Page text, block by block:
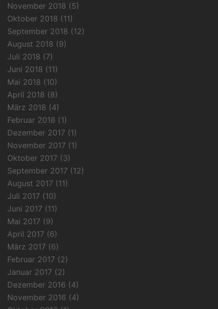
November 2018 (5)
Oktober 2018 (11)
September 2018 (12)
August 2018 (9)
Juli 2018 (7)
Juni 2018 (11)
Mai 2018 (10)
April 2018 (8)
März 2018 (4)
Februar 2018 (1)
Dezember 2017 (1)
November 2017 (1)
Oktober 2017 (3)
September 2017 (12)
August 2017 (11)
Juli 2017 (10)
Juni 2017 (11)
Mai 2017 (9)
April 2017 (6)
März 2017 (6)
Februar 2017 (2)
Januar 2017 (2)
Dezember 2016 (4)
November 2016 (4)